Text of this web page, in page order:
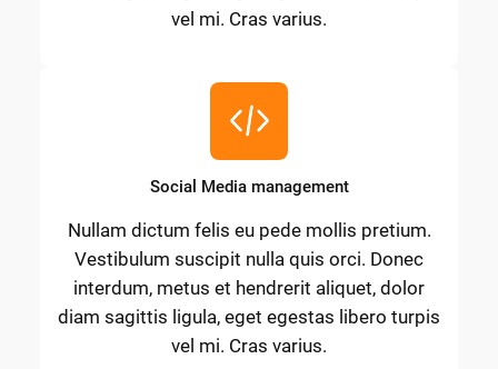
vel mi. Cras varius.
Social Media management
Nullam dictum felis eu pede mollis pretium.
Vestibulum suscipit nulla quis orci. Donec
interdum, metus et hendrerit aliquet, dolor
diam sagittis ligula, eget egestas libero turpis
vel mi. Cras varius.